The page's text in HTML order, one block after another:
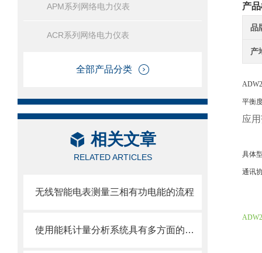
APM系列网络电力仪表
ACR系列网络电力仪表
全部产品分类
相关文章
RELATED ARTICLES
无线智能电表测量三相有功电能的流程
使用能耗计量分析系统具有多方面的重要意义
产
品
产
平衡
应
具体
通讯